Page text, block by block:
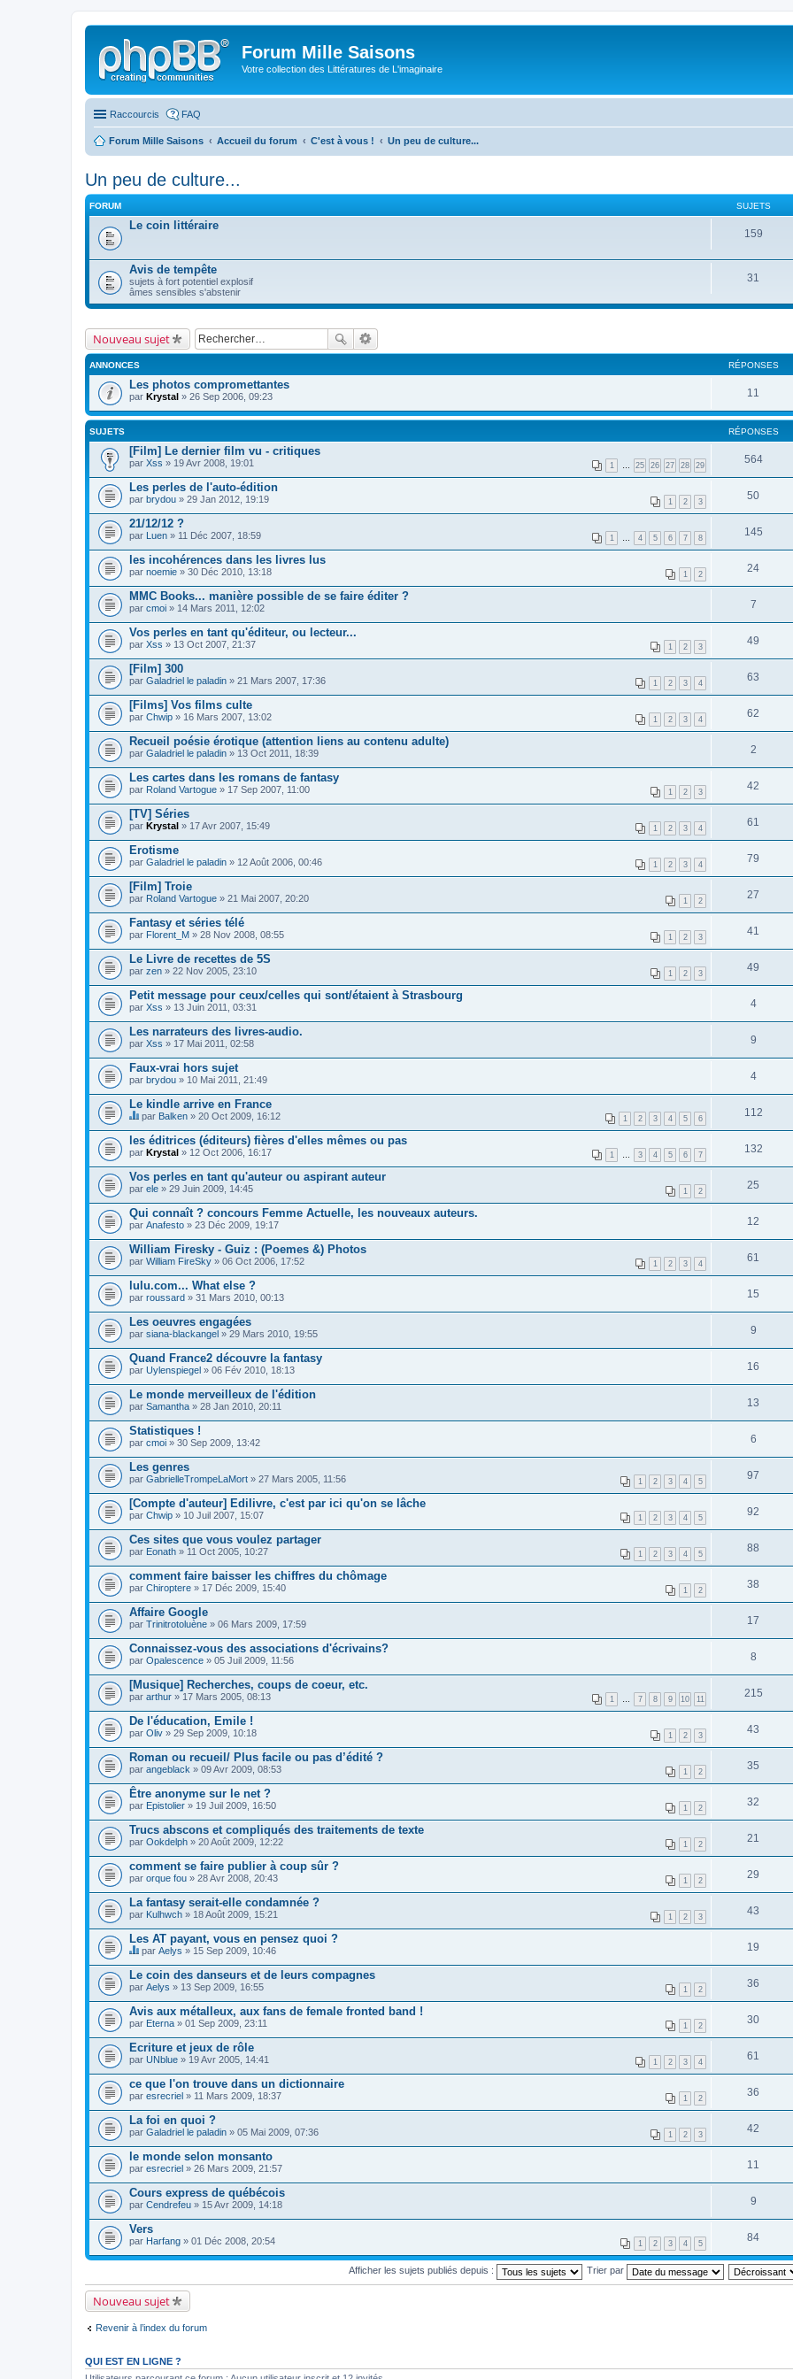
Forum Mille Saisons
Votre collection des Littératures de L'imaginaire
Raccourcis FAQ
Forum Mille Saisons Accueil du forum C'est à vous ! Un peu de culture...
Un peu de culture...
FORUM SUJETS
Le coin littéraire
159
Avis de tempête
sujets à fort potentiel explosif
âmes sensibles s'abstenir
31
Nouveau sujet
ANNONCES RÉPONSES
Les photos compromettantes
par Krystal » 26 Sep 2006, 09:23 11
SUJETS RÉPONSES
[Film] Le dernier film vu - critiques
1 25 26 27 28 29
par Xss » 19 Avr 2008, 19:01 564
Les perles de l'auto-édition
1 2 3
par brydou » 29 Jan 2012, 19:19 50
21/12/12 ?
1 4 5 6 7 8
par Luen » 11 Déc 2007, 18:59 145
les incohérences dans les livres lus
1 2
par noemie » 30 Déc 2010, 13:18 24
MMC Books... manière possible de se faire éditer ?
par cmoi » 14 Mars 2011, 12:02 7
Vos perles en tant qu'éditeur, ou lecteur...
1 2 3
par Xss » 13 Oct 2007, 21:37 49
[Film] 300
1 2 3 4
par Galadriel le paladin » 21 Mars 2007, 17:36 63
[Films] Vos films culte
1 2 3 4
par Chwip » 16 Mars 2007, 13:02 62
Recueil poésie érotique (attention liens au contenu adulte)
par Galadriel le paladin » 13 Oct 2011, 18:39 2
Les cartes dans les romans de fantasy
1 2 3
par Roland Vartogue » 17 Sep 2007, 11:00 42
[TV] Séries
1 2 3 4
par Krystal » 17 Avr 2007, 15:49 61
Erotisme
1 2 3 4
par Galadriel le paladin » 12 Août 2006, 00:46 79
[Film] Troie
1 2
par Roland Vartogue » 21 Mai 2007, 20:20 27
Fantasy et séries télé
1 2 3
par Florent_M » 28 Nov 2008, 08:55 41
Le Livre de recettes de 5S
1 2 3
par zen » 22 Nov 2005, 23:10 49
Petit message pour ceux/celles qui sont/étaient à Strasbourg
par Xss » 13 Juin 2011, 03:31 4
Les narrateurs des livres-audio.
par Xss » 17 Mai 2011, 02:58 9
Faux-vrai hors sujet
par brydou » 10 Mai 2011, 21:49 4
Le kindle arrive en France
1 2 3 4 5 6
C
s
u
j
e
t
o
n
t
i
e
n
t
u
n
o
n
d
a
g
e
par Balken » 20 Oct 2009, 16:12 112
les éditrices (éditeurs) fières d'elles mêmes ou pas
1 3 4 5 6 7
par Krystal » 12 Oct 2006, 16:17 132
Vos perles en tant qu'auteur ou aspirant auteur
1 2
par ele » 29 Juin 2009, 14:45 25
Qui connaît ? concours Femme Actuelle, les nouveaux auteurs.
par Anafesto » 23 Déc 2009, 19:17 12
William Firesky - Guiz : (Poemes &) Photos
1 2 3 4
par William FireSky » 06 Oct 2006, 17:52 61
lulu.com... What else ?
par roussard » 31 Mars 2010, 00:13 15
Les oeuvres engagées
par siana-blackangel » 29 Mars 2010, 19:55 9
Quand France2 découvre la fantasy
par Uylenspiegel » 06 Fév 2010, 18:13 16
Le monde merveilleux de l'édition
par Samantha » 28 Jan 2010, 20:11 13
Statistiques !
par cmoi » 30 Sep 2009, 13:42 6
Les genres
1 2 3 4 5
par GabrielleTrompeLaMort » 27 Mars 2005, 11:56 97
[Compte d'auteur] Edilivre, c'est par ici qu'on se lâche
1 2 3 4 5
par Chwip » 10 Juil 2007, 15:07 92
Ces sites que vous voulez partager
1 2 3 4 5
par Eonath » 11 Oct 2005, 10:27 88
comment faire baisser les chiffres du chômage
1 2
par Chiroptere » 17 Déc 2009, 15:40 38
Affaire Google
par Trinitrotoluène » 06 Mars 2009, 17:59 17
Connaissez-vous des associations d'écrivains?
par Opalescence » 05 Juil 2009, 11:56 8
[Musique] Recherches, coups de coeur, etc.
1 7 8 9 10 11
par arthur » 17 Mars 2005, 08:13 215
De l'éducation, Emile !
1 2 3
par Oliv » 29 Sep 2009, 10:18 43
Roman ou recueil/ Plus facile ou pas d’édité ?
1 2
par angeblack » 09 Avr 2009, 08:53 35
Être anonyme sur le net ?
1 2
par Epistolier » 19 Juil 2009, 16:50 32
Trucs abscons et compliqués des traitements de texte
1 2
par Ookdelph » 20 Août 2009, 12:22 21
comment se faire publier à coup sûr ?
1 2
par orque fou » 28 Avr 2008, 20:43 29
La fantasy serait-elle condamnée ?
1 2 3
par Kulhwch » 18 Août 2009, 15:21 43
Les AT payant, vous en pensez quoi ?
C
e
s
u
j
e
t
o
n
t
i
e
n
t
u
n
o
n
d
a
g
e
par Aelys » 15 Sep 2009, 10:46 19
Le coin des danseurs et de leurs compagnes
1 2
par Aelys » 13 Sep 2009, 16:55 36
Avis aux métalleux, aux fans de female fronted band !
1 2
par Eterna » 01 Sep 2009, 23:11 30
Ecriture et jeux de rôle
1 2 3 4
par UNblue » 19 Avr 2005, 14:41 61
ce que l'on trouve dans un dictionnaire
1 2
par esrecriel » 11 Mars 2009, 18:37 36
La foi en quoi ?
1 2 3
par Galadriel le paladin » 05 Mai 2009, 07:36 42
le monde selon monsanto
par esrecriel » 26 Mars 2009, 21:57 11
Cours express de québécois
par Cendrefeu » 15 Avr 2009, 14:18 9
Vers
1 2 3 4 5
par Harfang » 01 Déc 2008, 20:54 84
Afficher les sujets publiés depuis : Trier par
Nouveau sujet
Revenir à l’index du forum
QUI EST EN LIGNE ?